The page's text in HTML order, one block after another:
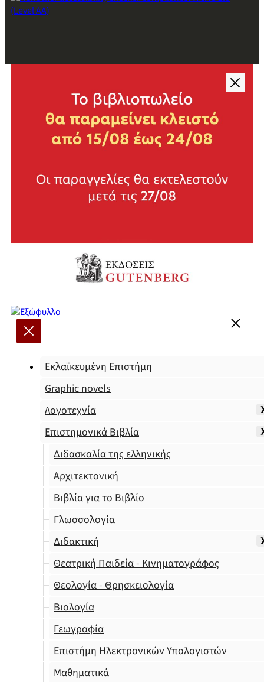
Εκλαϊκευμένη Επιστήμη
Graphic novels
Λογοτεχνία
Επιστημονικά Βιβλία
Διδασκαλία της ελληνικής
Αρχιτεκτονική
Βιβλία για το Βιβλίο
Γλωσσολογία
Διδακτική
Θεατρική Παιδεία - Κινηματογράφος
Θεολογία - Θρησκειολογία
Βιολογία
Γεωγραφία
Επιστήμη Ηλεκτρονικών Υπολογιστών
Μαθηματικά